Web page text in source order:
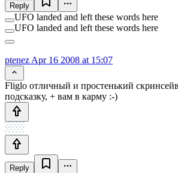
Reply
UFO landed and left these words here
UFO landed and left these words here
ptenez Apr 16 2008 at 15:07
Fliglo отличный и простенький
подсказку, + вам в карму :-)
Reply